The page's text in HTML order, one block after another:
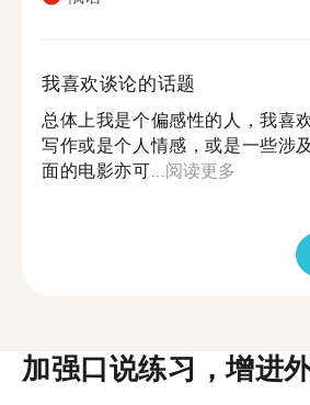
我喜欢谈论的话题
总体上我是个偏感性的人，我喜
写作或是个人情感，或是一些涉
面的电影亦可... 阅读更多
加强口说练习，增进